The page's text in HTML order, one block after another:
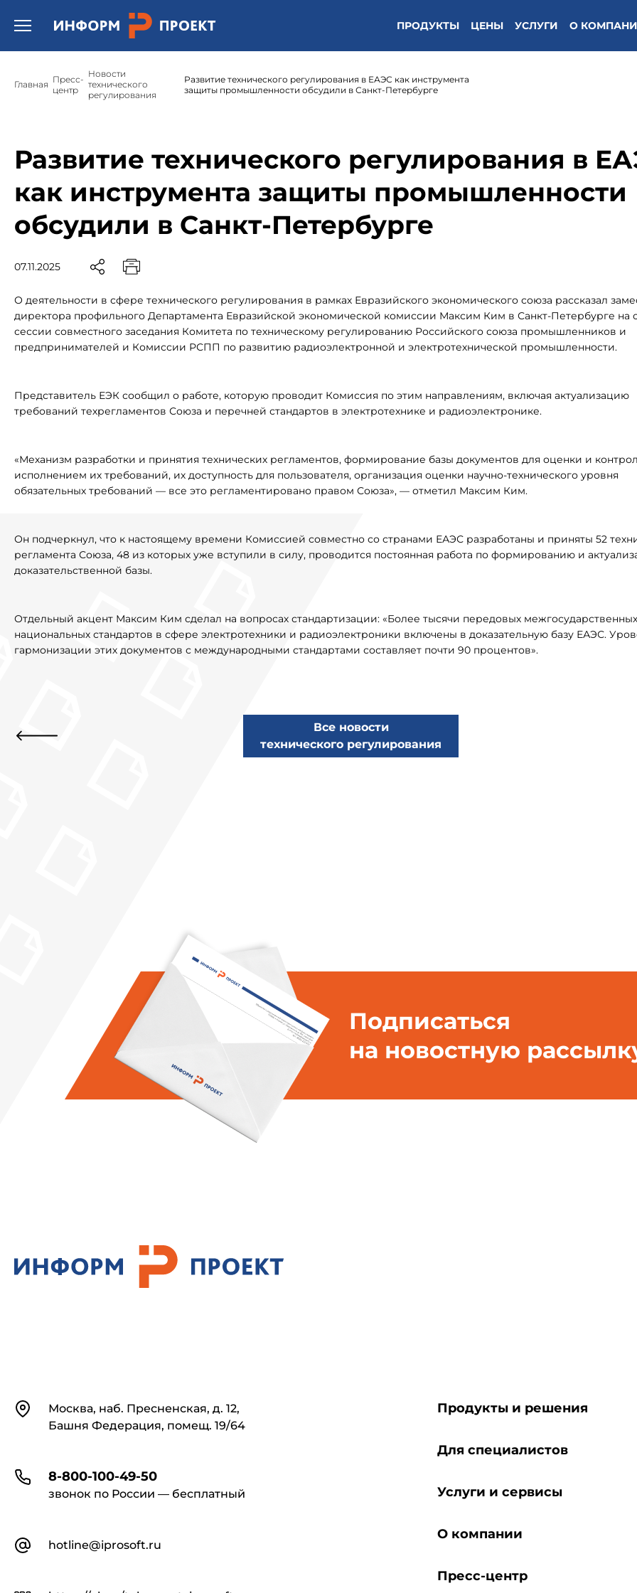
Открыть бургер меню. ПРОДУКТЫ ЦЕНЫ УСЛУГИ О
Главная Пресс-
центр
Новости
технического
регулирования
Развитие технического регулирования в ЕАЭС как инструмента
защиты промышленности обсудили в Санкт-Петербурге
Развитие технического регулирования в
как инструмента защиты промышленности
обсудили в Санкт-Петербурге
07.11.2025
О деятельности в сфере технического регулирования в рамках Евразийского экономического союза рассказал
директора профильного Департамента Евразийской экономической комиссии Максим Ким в Санкт-Петербурге на
сессии совместного заседания Комитета по техническому регулированию Российского союза промышленников и
предпринимателей и Комиссии РСПП по развитию радиоэлектронной и электротехнической промышленности.
Представитель ЕЭК сообщил о работе, которую проводит Комиссия по этим направлениям, включая актуализацию
требований техрегламентов Союза и перечней стандартов в электротехнике и радиоэлектронике.
«Механизм разработки и принятия технических регламентов, формирование базы документов для оценки и
исполнением их требований, их доступность для пользователя, организация оценки научно-технического уровня
обязательных требований — все это регламентировано правом Союза», — отметил Максим Ким.
Он подчеркнул, что к настоящему времени Комиссией совместно со странами ЕАЭС разработаны и приняты 52
регламента Союза, 48 из которых уже вступили в силу, проводится постоянная работа по формированию и
доказательственной базы.
Отдельный акцент Максим Ким сделал на вопросах стандартизации: «Более тысячи передовых
национальных стандартов в сфере электротехники и радиоэлектроники включены в доказательную базу ЕАЭС.
гармонизации этих документов с международными стандартами составляет почти 90 процентов».
Все новости
технического регулирования
Подписаться
на новостную
КонтактыМосква, наб. Пресненская, д. 12,
Башня Федерация, помещ. 19/64
8-800-100-49-50
звонок по России — бесплатный
hotline@iprosoft.ru
Продукты и решения
Для специалистов
Услуги и сервисы
О компании
Пресс-центр